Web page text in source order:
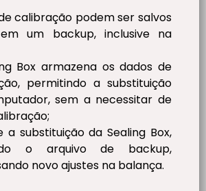
calibração podem ser salvos
um backup, inclusive na
Box armazena os dados de
permitindo a substituição
sem a necessitar de
a substituição da Sealing Box,
o arquivo de backup,
novo ajustes na balança.